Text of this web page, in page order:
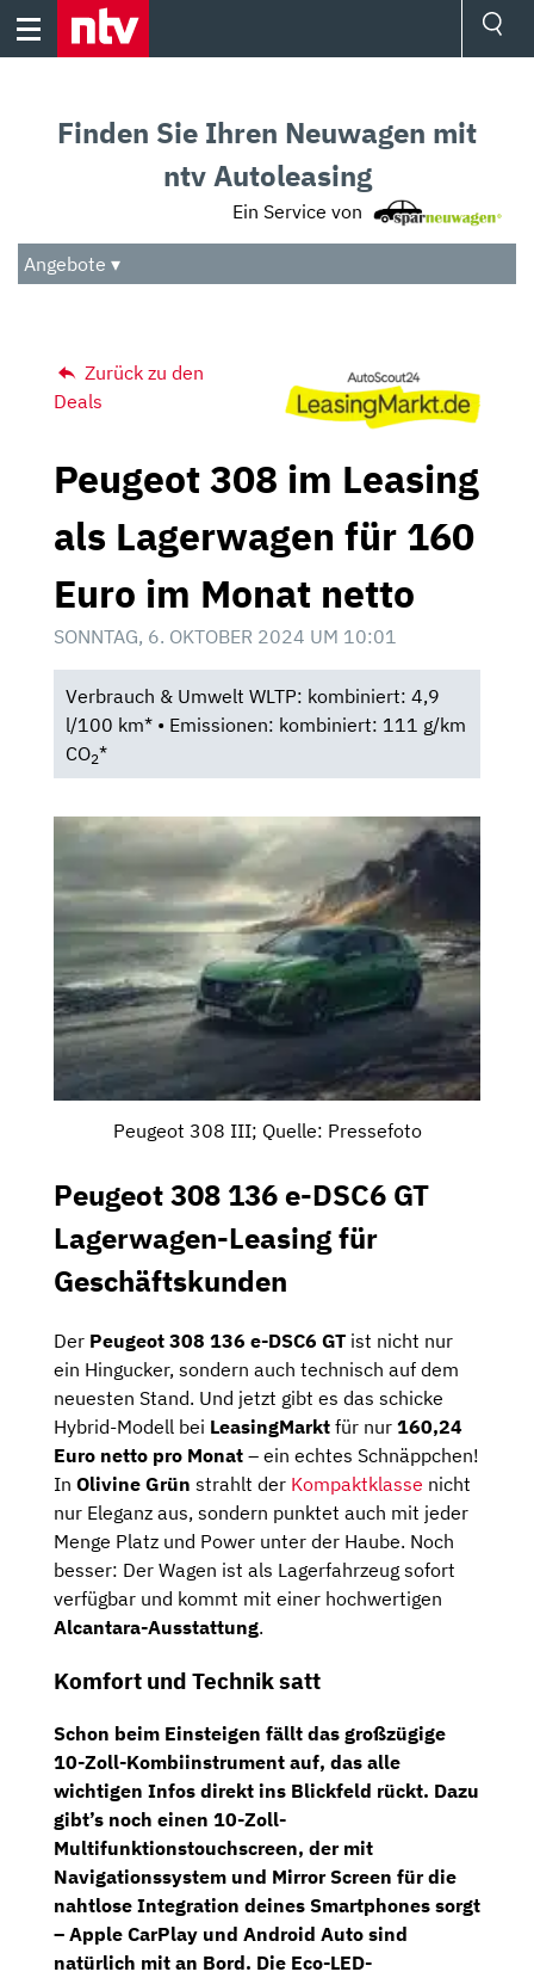
Skip
Audio
Das Beste
Finden Sie Ihren Neuwagen mit
ntv Autoleasing
Ein Service von
Angebote ▾
Zurück zu den
Deals
Peugeot 308 im Leasing
als Lagerwagen für 160
Euro im Monat netto
SONNTAG, 6. OKTOBER 2024 UM 10:01
Verbrauch & Umwelt WLTP: kombiniert: 4,9
l/100 km* • Emissionen: kombiniert: 111 g/km
CO2*
Peugeot 308 III; Quelle: Pressefoto
Peugeot 308 136 e-DSC6 GT
Lagerwagen-Leasing für
Geschäftskunden
Der Peugeot 308 136 e-DSC6 GT ist nicht nur
ein Hingucker, sondern auch technisch auf dem
neuesten Stand. Und jetzt gibt es das schicke
Hybrid-Modell bei LeasingMarkt für nur 160,24
Euro netto pro Monat – ein echtes Schnäppchen!
In Olivine Grün strahlt der Kompaktklasse nicht
nur Eleganz aus, sondern punktet auch mit jeder
Menge Platz und Power unter der Haube. Noch
besser: Der Wagen ist als Lagerfahrzeug sofort
verfügbar und kommt mit einer hochwertigen
Alcantara-Ausstattung.
Komfort und Technik satt
Schon beim Einsteigen fällt das großzügige
10-Zoll-Kombiinstrument auf, das alle
wichtigen Infos direkt ins Blickfeld rückt. Dazu
gibt’s noch einen 10-Zoll-
Multifunktionstouchscreen, der mit
Navigationssystem und Mirror Screen für die
nahtlose Integration deines Smartphones sorgt
– Apple CarPlay und Android Auto sind
natürlich mit an Bord. Die Eco-LED-